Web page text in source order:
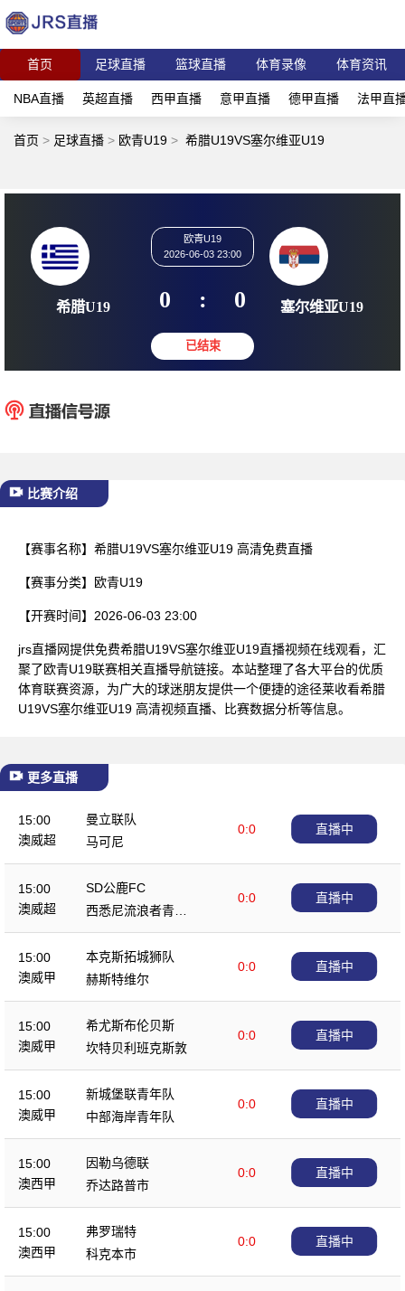
首页 足球直播 篮球直播 体育录像 体育资讯
NBA直播 英超直播 西甲直播 意甲直播 德甲直播 法甲直
首页 > 足球直播 > 欧青U19 > 希腊U19VS塞尔维亚U19
希腊U19
欧青U19
2026-06-03 23:00
0 : 0 塞尔维
比赛介绍
【赛事名称】 希腊U19VS塞尔维亚U19 高清免费直播
【赛事分类】 欧青U19
【开赛时间】 2026-06-03 23:00
jrs直播网提供免费希腊U19VS塞尔维亚U19直播视频在线观看，汇
聚了欧青U19联赛相关直播导航链接。本站整理了各大平台的优质
体育联赛资源，为广大的球迷朋友提供一个便捷的途径莱收看希腊
U19VS塞尔维亚U19 高清视频直播、比赛数据分析等信息。
更多直播
15:00
澳威超
曼立联队
0:0
马可尼
直播中
15:00
澳威超
SD公鹿FC
0:0
西悉尼流浪者青年
队
直播中
15:00
澳威甲
本克斯拓城狮队
0:0
赫斯特维尔
直播中
15:00
澳威甲
希尤斯布伦贝斯
0:0
坎特贝利班克斯敦
直播中
15:00
澳威甲
新城堡联青年队
0:0
中部海岸青年队
直播中
15:00
澳西甲
因勒乌德联
0:0
乔达路普市
直播中
15:00
澳西甲
弗罗瑞特
0:0
科克本市
直播中